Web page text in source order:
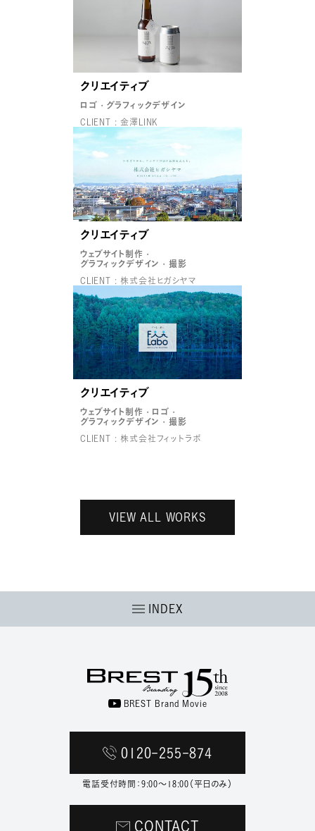
クリエイティブ
ロゴ
グラフィックデザイン
CLIENT : 金澤LINK
クリエイティブ
ウェブサイト制作
グラフィックデザイン
撮影
CLIENT : 株式会社ヒガシヤマ
クリエイティブ
ウェブサイト制作
ロゴ
グラフィックデザイン
撮影
CLIENT : 株式会社フィットラボ
VIEW ALL WORKS
INDEX
BREST Brand Movie
0120-255-874
電話受付時間：9:00〜18:00（平日のみ）
CONTACT